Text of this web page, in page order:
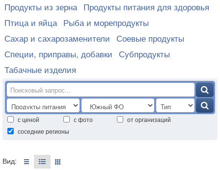
Продукты из зерна Продукты питания для здоровья
Птица и яйца Рыба и морепродукты
Сахар и сахарозаменители Соевые продукты
Специи, приправы, добавки Субпродукты
Табачные изделия
с ценой с фото
от организаций
соседние регионы
Вид: